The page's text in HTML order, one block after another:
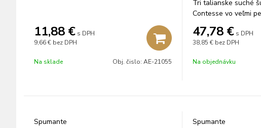
11,88 € s DPH
9,66 € bez DPH
Na sklade Obj. čislo: AE-21055
Tri talianske suché
Contesse vo veľmi
47,78 € s DPH
38,85 € bez DPH
Na objednávku
Spumante Spumante